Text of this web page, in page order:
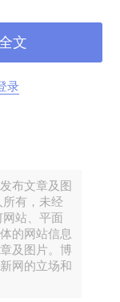
想起来还不知道
大概也没料到我
你以后结婚了，
的姓，她在俄罗
得美国身份，姓
款。
在外州，又没有
一部分，爷爷奶
还学生贷款，一
纸什么都无法保
比拟的。
部门的老大
偏方能缓解他症
于逮到机会跟他
姜丝可乐，以及
很认真，虽然他
录
文
布文章及图
所有，未经
站、平面
的网站信息
及图片。博
网的立场和